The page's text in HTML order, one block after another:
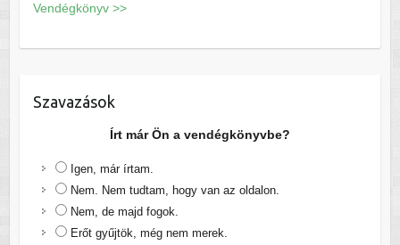
Vendégkönyv >>
Szavazások
Írt már Ön a vendégkönyvbe?
Igen, már írtam.
Nem. Nem tudtam, hogy van az oldalon.
Nem, de majd fogok.
Erőt gyűjtök, még nem merek.